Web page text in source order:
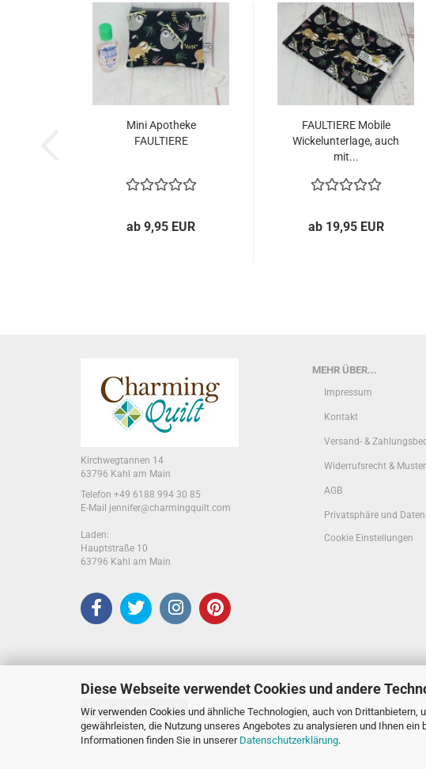
Diese Webseite verwendet Cookies und andere
Wir verwenden Cookies und ähnliche Technologien, auch von
gewährleisten, die Nutzung unseres Angebotes zu analysieren und Ihnen
Informationen finden Sie in unserer Datenschutzerklärung.
Mini Apotheke
FAULTIERE
ab 9,95 EUR
FAULTIERE Mobile
Wickelunterlage, auch
mit...
ab 19,95 EUR
MEHR ÜBER...
Impressum
Kontakt
Versand- &
Widerrufsrecht &
AGB
Privatsphäre und
Cookie Einstellungen
Kirchwegtannen 14
63796 Kahl am Main
Telefon +49 6188 994 30 85
E-Mail jennifer@charmingquilt.com
Laden:
Hauptstraße 10
63796 Kahl am Main
Vertrag widerrufen